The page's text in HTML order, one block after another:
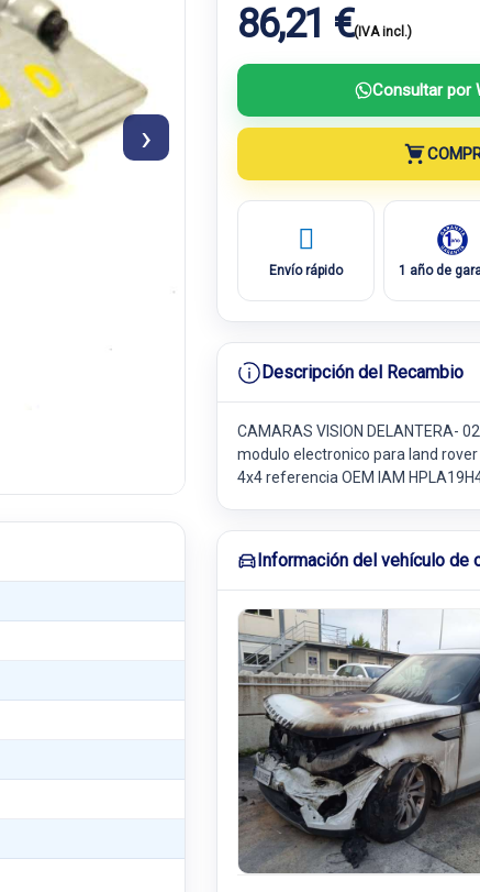
›
86,21 €(IVA incl.)
Consultar por
Envío rápido 1 año de
Descripción del Recambio
CAMARAS VISION DELANTERA-
modulo electronico para land
4x4 referencia OEM IAM
Información del vehículo de